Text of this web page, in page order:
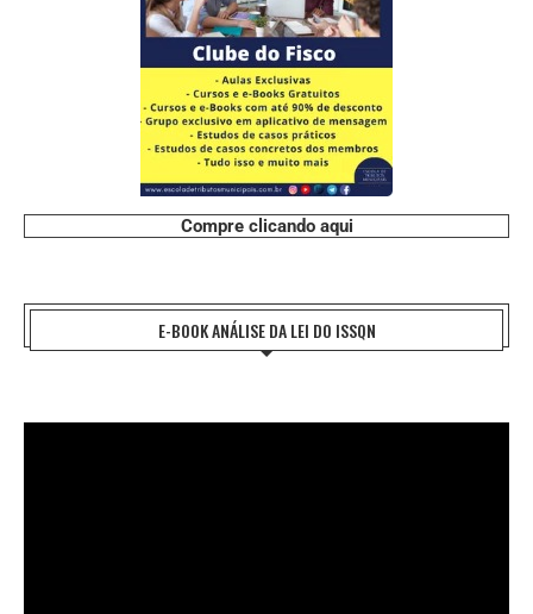
Compre clicando aqui
E-BOOK ANÁLISE DA LEI DO ISSQN